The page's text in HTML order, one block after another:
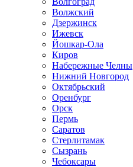
Волжский
Дзержинск
Ижевск
Йошкар-Ола
Киров
Набережные Челны
Нижний Новгород
Октябрьский
Оренбург
Орск
Пермь
Саратов
Стерлитамак
Сызрань
Чебоксары